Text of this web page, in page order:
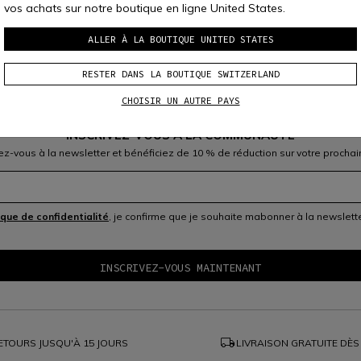
INSCRIVEZ-VOUS À LA COMMUNAUTÉ
vous à la newsletter et bénéficiez de 10 % de réduction sur votre
de confidentialité, je confirme que je souhaite mabonner à la
JUSQU'À 15 JOURS local_shipping LIVRAISON GRATUITE DÈS
vos achats sur notre boutique en ligne United States.
ALLER À LA BOUTIQUE UNITED STATES
RESTER DANS LA BOUTIQUE SWITZERLAND
CHOISIR UN AUTRE PAYS